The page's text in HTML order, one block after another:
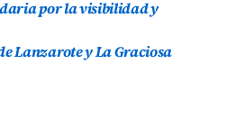
por la visibilidad y
Lanzarote y La Graciosa